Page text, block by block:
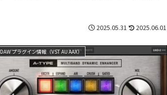
2025.05.31 2025.06.01
プラグイン情報（VST AU AAX）